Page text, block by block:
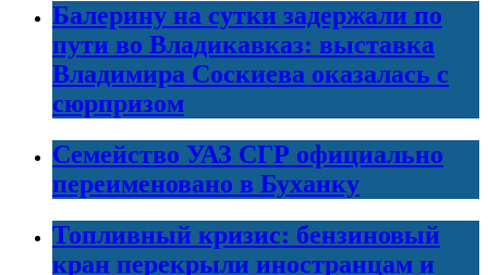
Балерину на сутки задержали по
пути во Владикавказ: выставка
Владимира Соскиева оказалась с
сюрпризом
Семейство УАЗ СГР официально
переименовано в Буханку
Топливный кризис: бензиновый
кран перекрыли иностранцам и